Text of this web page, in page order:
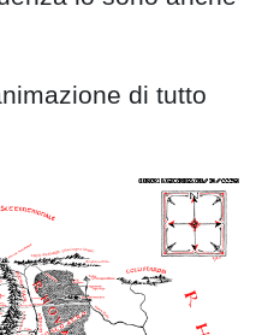
di tutto